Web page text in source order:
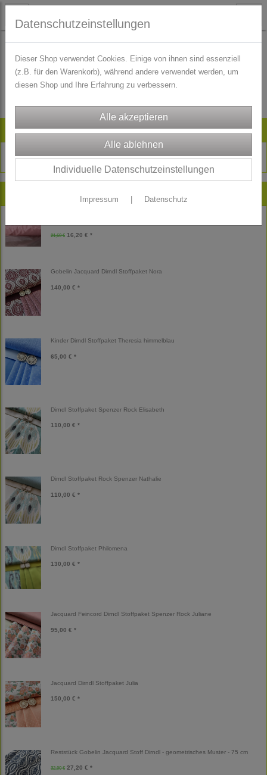
Artikelsuche
Neu im Shop
21,60 € 16,20 € *
Gobelin Jacquard Dirndl Stoffpaket Nora
140,00 € *
Kinder Dirndl Stoffpaket Theresia himmelblau
65,00 € *
Dirndl Stoffpaket Spenzer Rock Elisabeth
110,00 € *
Dirndl Stoffpaket Rock Spenzer Nathalie
110,00 € *
Dirndl Stoffpaket Philomena
130,00 € *
Jacquard Feincord Dirndl Stoffpaket Spenzer Rock Juliane
95,00 € *
Jacquard Dirndl Stoffpaket Julia
150,00 € *
Reststück Gobelin Jacquard Stoff Dirndl - geometrisches Muster - 75 cm
32,00 € 27,20 € *
Es wurden leider keine Produkte gefunden.
Datenschutzeinstellungen
Dieser Shop verwendet Cookies. Einige von ihnen sind essenziell
(z.B. für den Warenkorb), während andere verwendet werden, um
diesen Shop und Ihre Erfahrung zu verbessern.
Individuelle Datenschutzeinstellungen
Impressum Datenschutz